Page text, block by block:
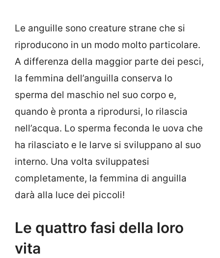
Le anguille sono creature strane che si
riproducono in un modo molto particolare.
A differenza della maggior parte dei pesci,
la femmina dell’anguilla conserva lo
sperma del maschio nel suo corpo e,
quando è pronta a riprodursi, lo rilascia
nell’acqua. Lo sperma feconda le uova che
ha rilasciato e le larve si sviluppano al suo
interno. Una volta sviluppatesi
completamente, la femmina di anguilla
darà alla luce dei piccoli!
Le quattro fasi della loro
vita